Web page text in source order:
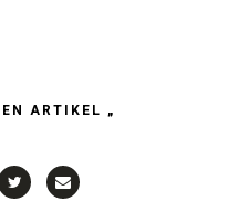
ARTIKEL „